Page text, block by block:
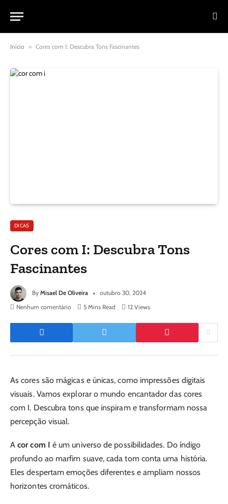
Início » Cores com I: Descubra Tons Fascinantes
DICAS
Cores com I: Descubra Tons
Fascinantes
By Misael De Oliveira
outubro 30, 2024
Nenhum comentário
5 Mins Read 12 Views
As cores são mágicas e únicas, como impressões digitais
visuais. Vamos explorar o mundo encantador das cores
com I. Descubra tons que inspiram e transformam nossa
percepção visual.
Acor com I é um universo de possibilidades. Do índigo
profundo ao marfim suave, cada tom conta uma história.
Eles despertam emoções diferentes e ampliam nossos
horizontes cromáticos.